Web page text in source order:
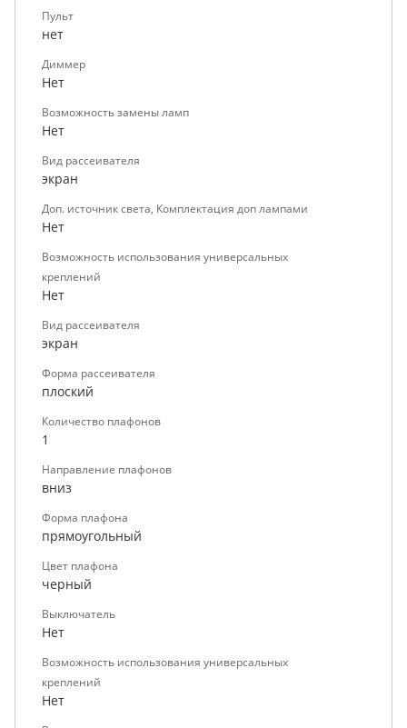
Пульт
нет
Диммер
Нет
Возможность замены ламп
Нет
Вид рассеивателя
экран
Доп. источник света, Комплектация доп лампами
Нет
Возможность использования универсальных
креплений
Нет
Вид рассеивателя
экран
Форма рассеивателя
плоский
Количество плафонов
1
Направление плафонов
вниз
Форма плафона
прямоугольный
Цвет плафона
черный
Выключатель
Нет
Возможность использования универсальных
креплений
Нет